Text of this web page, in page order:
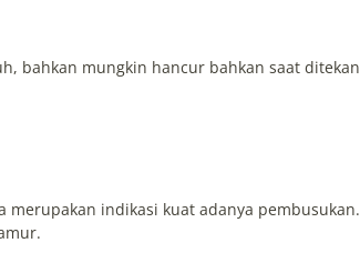
bahkan mungkin hancur bahkan saat ditekan
indikasi kuat adanya pembusukan.